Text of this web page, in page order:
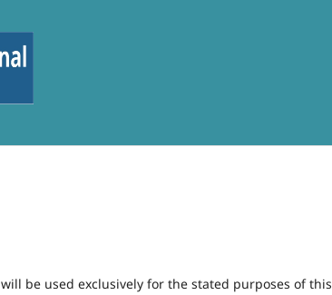
be used exclusively for the stated purposes of this